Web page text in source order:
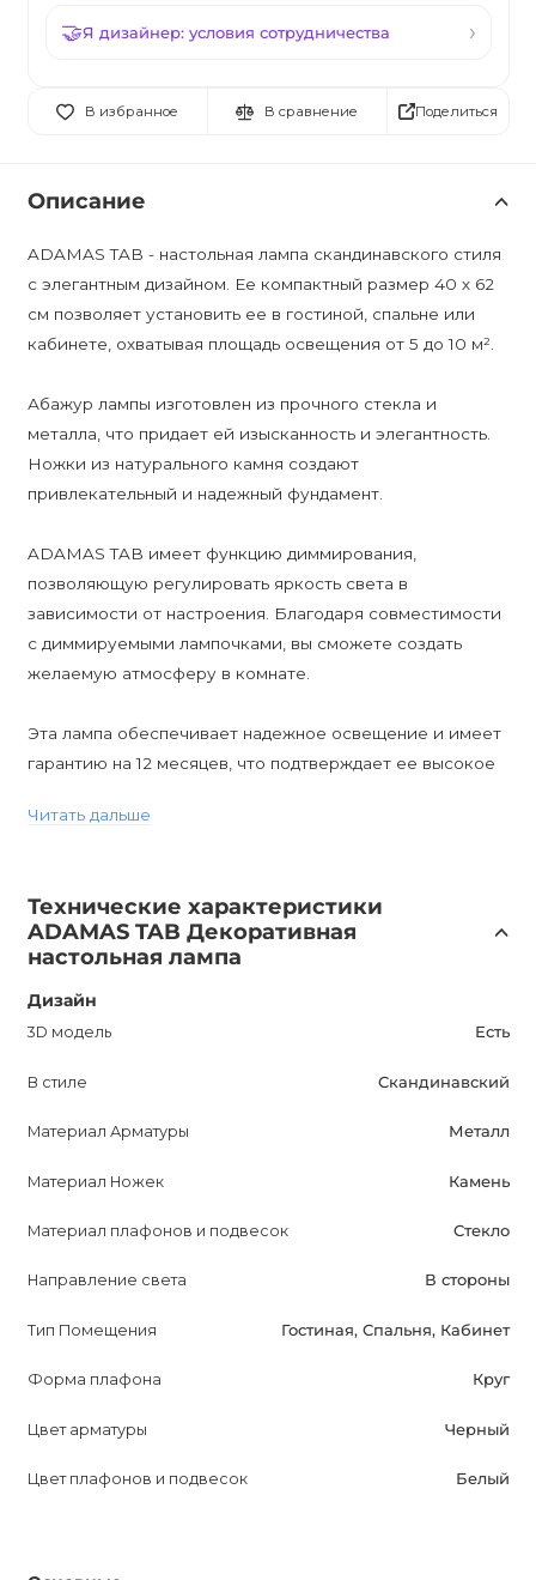
Я дизайнер: условия сотрудничества
В избранное В сравнение Поделиться
Описание
ADAMAS TAB - настольная лампа скандинавского стиля
с элегантным дизайном. Ее компактный размер 40 х 62
см позволяет установить ее в гостиной, спальне или
кабинете, охватывая площадь освещения от 5 до 10 м².
Абажур лампы изготовлен из прочного стекла и
металла, что придает ей изысканность и элегантность.
Ножки из натурального камня создают
привлекательный и надежный фундамент.
ADAMAS TAB имеет функцию диммирования,
позволяющую регулировать яркость света в
зависимости от настроения. Благодаря совместимости
с диммируемыми лампочками, вы сможете создать
желаемую атмосферу в комнате.
Эта лампа обеспечивает надежное освещение и имеет
гарантию на 12 месяцев, что подтверждает ее высокое
влагозащиту IP20, что делает ее безопасной для
ADAMAS TAB оснащена цоколем E27 и G9, что
позволяет использовать различные типы лампочек. Эта
настольная лампа станет привлекательным
дополнением к вашему интерьеру, создавая уютную и
функциональную атмосферу в вашем доме.
дизайном с ADAMAS TAB.
Читать дальше
Технические характеристики
ADAMAS TAB Декоративная
настольная лампа
Дизайн
3D модель Есть
В стиле Скандинавский
Материал Арматуры Металл
Материал Ножек Камень
Материал плафонов и подвесок Стекло
Направление света В стороны
Тип Помещения Гостиная, Спальня, Кабинет
Форма плафона Круг
Цвет арматуры Черный
Цвет плафонов и подвесок Белый